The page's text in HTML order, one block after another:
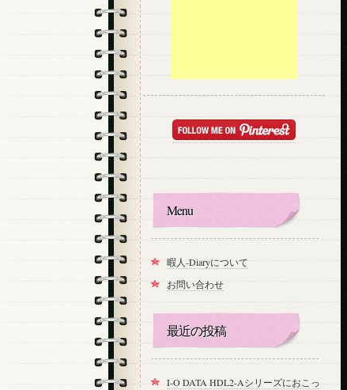
Menu
暇人-Diaryについて
お問い合わせ
最近の投稿
I-O DATA HDL2-Aシリーズにおこっ